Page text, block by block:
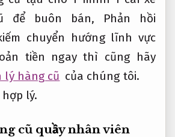
để buôn bán,
Phản hồi
chuyển hướng lĩnh vực
tiền ngay thì cũng hãy
lý hàng cũ của chúng tôi.
hợp lý.
cũ quầy nhân viên